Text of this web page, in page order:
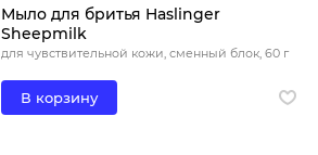
Мыло для бритья Haslinger
Sheepmilk
для чувствительной кожи, сменный блок, 60 г
В корзину